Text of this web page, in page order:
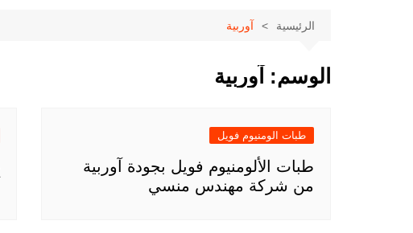
الرئيسية آوربية
الوسم: آوربية
طبات الومنيوم فويل
طبات الألومنيوم فويل بجودة آوربية
من شركة مهندس منسي